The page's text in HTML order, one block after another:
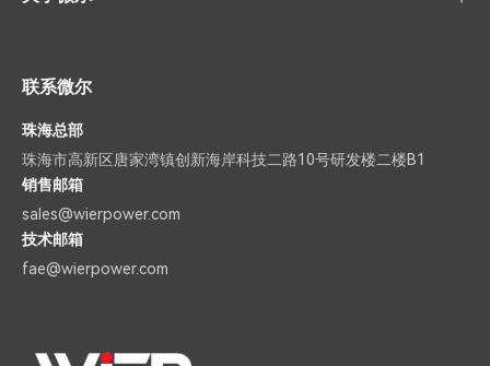
联系微尔
珠海总部
珠海市高新区唐家湾镇创新海岸科技二路10号研发楼二楼B1
销售邮箱
sales@wierpower.com
技术邮箱
fae@wierpower.com